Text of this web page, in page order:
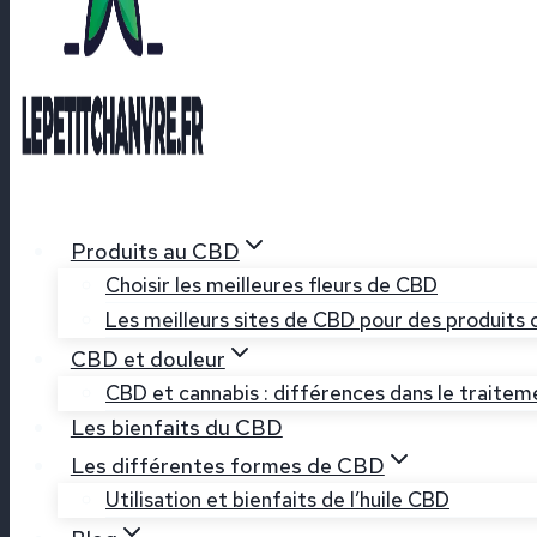
Produits au CBD
Choisir les meilleures fleurs de CBD
Les meilleurs sites de CBD pour des
CBD et douleur
CBD et cannabis : différences dans le
Les bienfaits du CBD
Les différentes formes de CBD
Utilisation et bienfaits de l’huile CBD